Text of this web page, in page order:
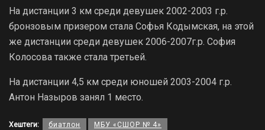
На дистанции 3 км среди девушек 2002-2003 г.р.
бронзовым призером стала Софья Кодымская, на этой
же дистанции среди девушек 2006-2007г.р. София
Колосова также стала третьей.
На дистанции 4,5 км среди юношей 2003-2004 г.р.
Антон Назыров занял 1 место.
Хештеги: биатлон МБУ «СШОР № 4»